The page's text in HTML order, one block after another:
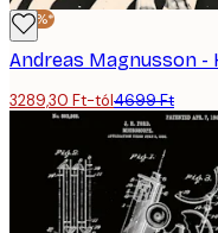
-30%*
3289,30 Ft-tól4699 Ft